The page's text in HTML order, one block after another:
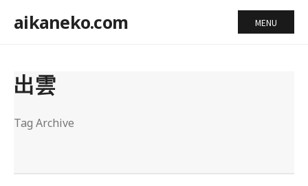
aikaneko.com MENU
出雲
Tag Archive